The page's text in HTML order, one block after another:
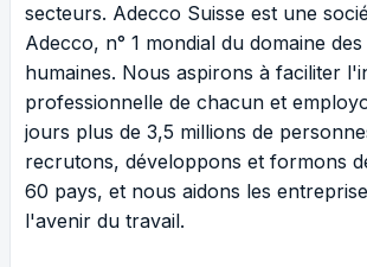
secteurs. Adecco Suisse est une
Adecco, n° 1 mondial du domaine
humaines. Nous aspirons à faciliter
professionnelle de chacun et
jours plus de 3,5 millions de
recrutons, développons et formons
60 pays, et nous aidons les
l'avenir du travail.